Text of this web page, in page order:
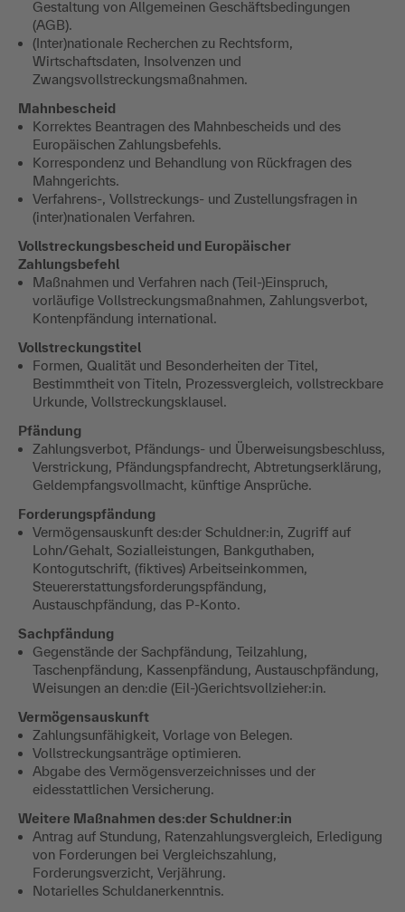
Gestaltung von Allgemeinen Geschäftsbedingungen
(AGB).
(Inter)nationale Recherchen zu Rechtsform,
Wirtschaftsdaten, Insolvenzen und
Zwangsvollstreckungsmaßnahmen.
Mahnbescheid
Korrektes Beantragen des Mahnbescheids und des
Europäischen Zahlungsbefehls.
Korrespondenz und Behandlung von Rückfragen des
Mahngerichts.
Verfahrens-, Vollstreckungs- und Zustellungsfragen in
(inter)nationalen Verfahren.
Vollstreckungsbescheid und Europäischer
Zahlungsbefehl
Maßnahmen und Verfahren nach (Teil-)Einspruch,
vorläufige Vollstreckungsmaßnahmen, Zahlungsverbot,
Kontenpfändung international.
Vollstreckungstitel
Formen, Qualität und Besonderheiten der Titel,
Bestimmtheit von Titeln, Prozessvergleich, vollstreckbare
Urkunde, Vollstreckungsklausel.
Pfändung
Zahlungsverbot, Pfändungs- und Überweisungsbeschluss,
Verstrickung, Pfändungspfandrecht, Abtretungserklärung,
Geldempfangsvollmacht, künftige Ansprüche.
Forderungspfändung
Vermögensauskunft des:der Schuldner:in, Zugriff auf
Lohn/Gehalt, Sozialleistungen, Bankguthaben,
Kontogutschrift, (fiktives) Arbeitseinkommen,
Steuererstattungsforderungspfändung,
Austauschpfändung, das P-Konto.
Sachpfändung
Gegenstände der Sachpfändung, Teilzahlung,
Taschenpfändung, Kassenpfändung, Austauschpfändung,
Weisungen an den:die (Eil-)Gerichtsvollzieher:in.
Vermögensauskunft
Zahlungsunfähigkeit, Vorlage von Belegen.
Vollstreckungsanträge optimieren.
Abgabe des Vermögensverzeichnisses und der
eidesstattlichen Versicherung.
Weitere Maßnahmen des:der Schuldner:in
Antrag auf Stundung, Ratenzahlungsvergleich, Erledigung
von Forderungen bei Vergleichszahlung,
Forderungsverzicht, Verjährung.
Notarielles Schuldanerkenntnis.